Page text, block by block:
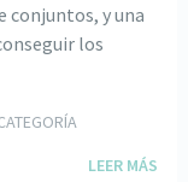
conjuntos, y una
los
LEER MÁS